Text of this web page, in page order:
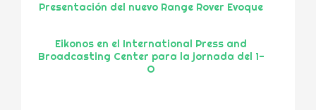
Presentación del nuevo Range Rover Evoque
Eikonos en el International Press and
Broadcasting Center para la jornada del 1-
O